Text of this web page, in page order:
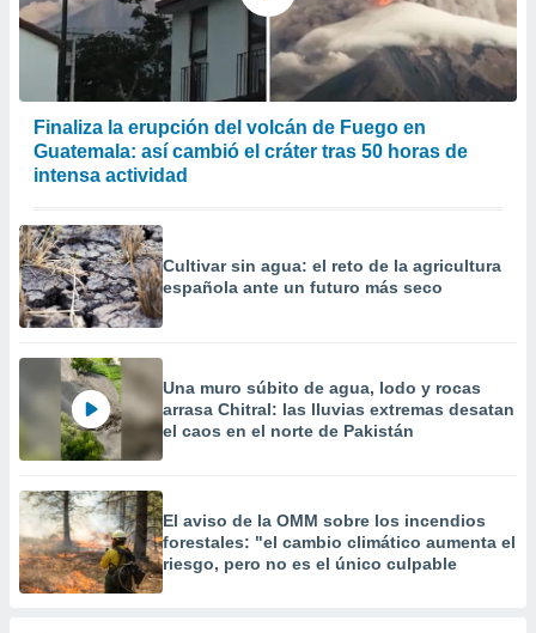
Finaliza la erupción del volcán de Fuego en
Guatemala: así cambió el cráter tras 50 horas de
intensa actividad
Cultivar sin agua: el reto de la agricultura
española ante un futuro más seco
Una muro súbito de agua, lodo y rocas
arrasa Chitral: las lluvias extremas desatan
el caos en el norte de Pakistán
El aviso de la OMM sobre los incendios
forestales: "el cambio climático aumenta el
riesgo, pero no es el único culpable